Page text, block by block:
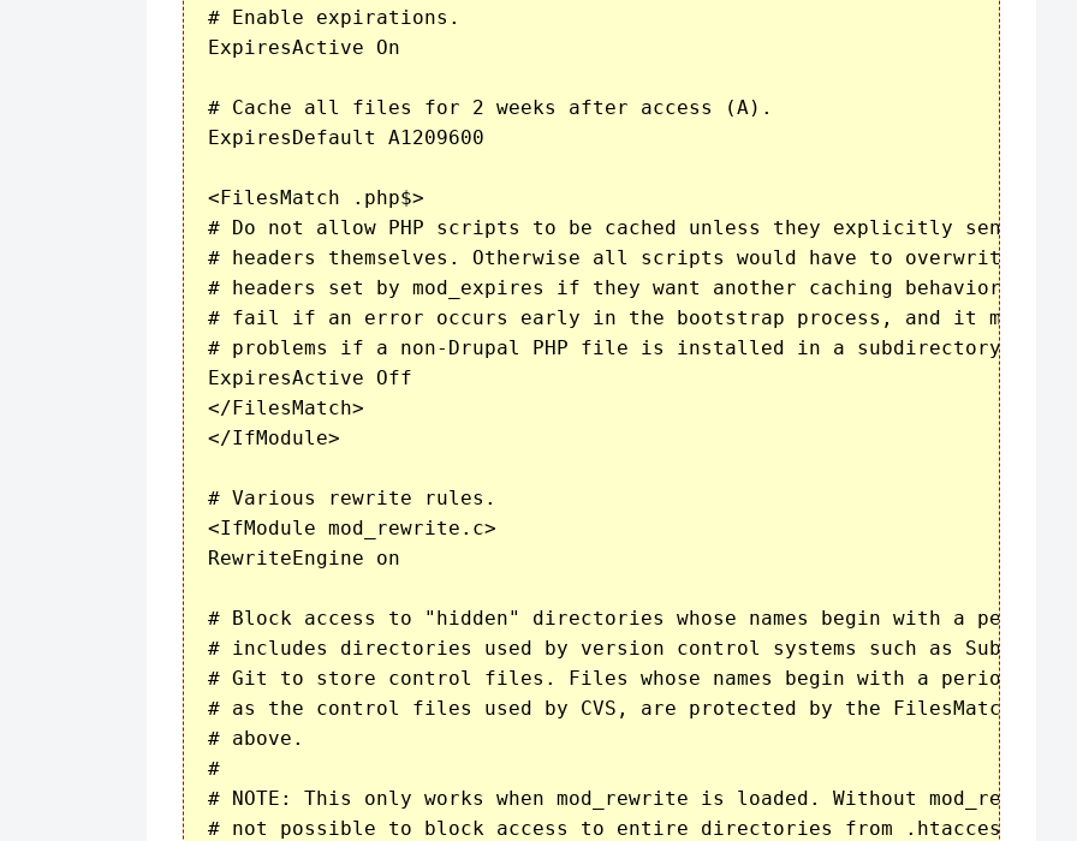
# Enable expirations.
ExpiresActive On
# Cache all files for 2 weeks after access (A).
ExpiresDefault A1209600
<FilesMatch .php$>
# Do not allow PHP scripts to be cached unless they explicitly send cache
# headers themselves. Otherwise all scripts would have to overwrite the
# headers set by mod_expires if they want another caching behavior. This
# fail if an error occurs early in the bootstrap process, and it may
# problems if a non-Drupal PHP file is installed in a subdirectory.
ExpiresActive Off
</FilesMatch>
</IfModule>
# Various rewrite rules.
<IfModule mod_rewrite.c>
RewriteEngine on
# Block access to "hidden" directories whose names begin with a period.
# includes directories used by version control systems such as
# Git to store control files. Files whose names begin with a period, as
# as the control files used by CVS, are protected by the FilesMatch
# above.
#
# NOTE: This only works when mod_rewrite is loaded. Without
# not possible to block access to entire directories from .htaccess,